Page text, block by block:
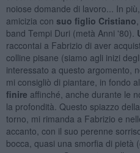
noiose domande di lavoro... In
amicizia con suo figlio Cristiano
band Tempi Duri (metà Anni '80).
raccontai a Fabrizio di aver
colline pisane (siamo agli inizi
interessato a questo argomento,
mi consigliò di piantare, in fondo
finire affinché, anche durante le
la profondità. Questo spiazzo
torno, mi rimanda a Fabrizio e
accanto, con il suo perenne
bocca, quasi una smorfia di pietà